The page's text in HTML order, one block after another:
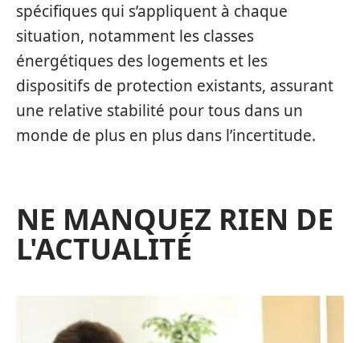
spécifiques qui s’appliquent à chaque
situation, notamment les classes
énergétiques des logements et les
dispositifs de protection existants, assurant
une relative stabilité pour tous dans un
monde de plus en plus dans l’incertitude.
NE MANQUEZ RIEN DE
L'ACTUALITÉ